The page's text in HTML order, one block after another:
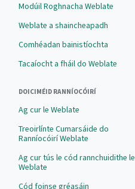
Modúil Roghnacha Weblate
Weblate a shaincheapadh
Comhéadan bainistíochta
Tacaíocht a fháil do Weblate
DOICIMÉID RANNÍOCÓIRÍ
Ag cur le Weblate
Treoirlínte Cumarsáide do
Ranníocóirí Weblate
Ag cur tús le cód rannchuidithe le
Weblate
Cód foinse gréasáin